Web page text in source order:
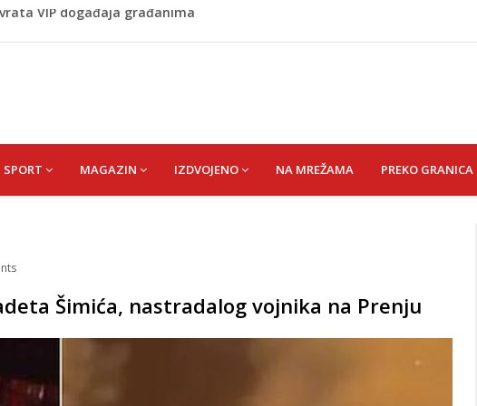
kolu Premijer lige BiH
HUSEIN-BEKTAŠ
VIP događaja građanima
SPORT MAGAZIN IZDVOJENO NA MREŽAMA PREKO GRANICA
Šimića, nastradalog vojnika na Prenju